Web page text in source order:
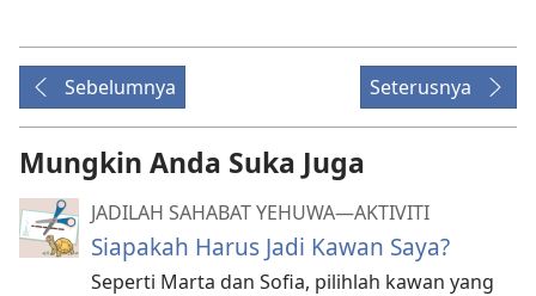
video
Sebelumnya Seterusnya
Mungkin Anda Suka Juga
JADILAH SAHABAT YEHUWA—AKTIVITI
Siapakah Harus Jadi Kawan Saya?
Seperti Marta dan Sofia, pilihlah kawan yang